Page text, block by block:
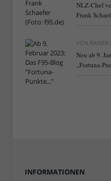
NLZ-Chef
Frank
VON RAINER
Neu ab 9.
„Fortuna-
INFORMATIONEN